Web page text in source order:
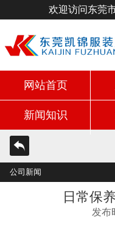
欢迎访问东莞
网站首页
新闻知识
公司新闻
日常保
发布